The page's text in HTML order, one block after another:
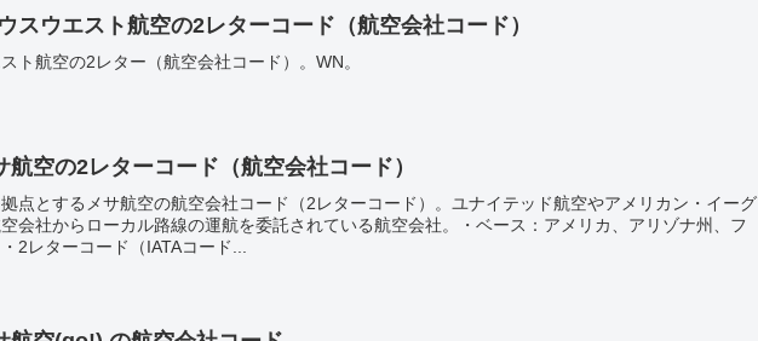
スウエスト航空の2レターコード（航空会社コード）
ト航空の2レター（航空会社コード）。WN。
航空の2レターコード（航空会社コード）
点とするメサ航空の航空会社コード（2レターコード）。ユナイテッド航空やアメリカン・イーグ
会社からローカル路線の運航を委託されている航空会社。・ベース：アメリカ、アリゾナ州、フ
2レターコード（IATAコード...